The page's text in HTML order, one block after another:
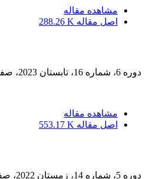
مشاهده مقاله
اصل مقاله 288.26 K
دوره 6، شماره 16، تابستان 2023، صفحه
مشاهده مقاله
اصل مقاله 553.17 K
دوره 5، شماره 14، زمستان 2022، صفحه